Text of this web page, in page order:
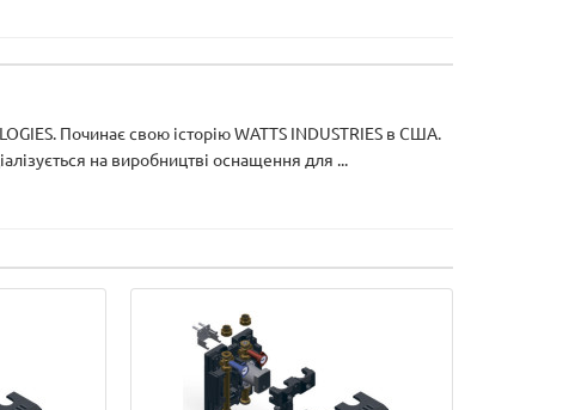
Починає свою історію WATTS INDUSTRIES в США.
на виробництві оснащення для ...